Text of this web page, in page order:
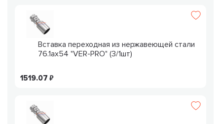
Вставка переходная из нержавеющей стали
76.1ax54 "VER-PRO" (3/1шт)
1519.07